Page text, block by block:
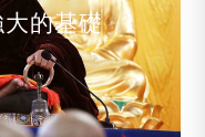
的基礎